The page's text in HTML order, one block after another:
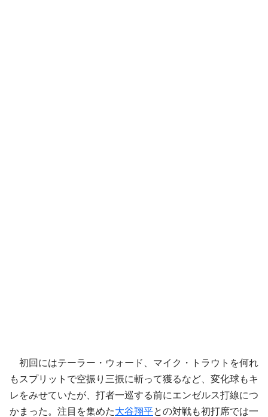
初回にはテーラー・ウォード、マイク・トラウトを何れ
もスプリットで空振り三振に斬って獲るなど、変化球もキ
レをみせていたが、打者一巡する前にエンゼルス打線につ
かまった。注目を集めた大谷翔平との対戦も初打席では一